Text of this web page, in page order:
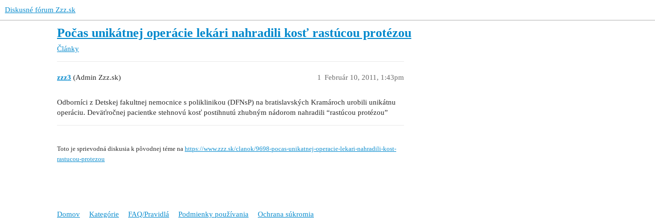
Diskusné fórum Zzz.sk
Počas unikátnej operácie lekári nahradili kosť rastúcou protézou
Články
zzz3 (Admin Zzz.sk) Február 10, 2011, 1:43pm
1
Odborníci z Detskej fakultnej nemocnice s poliklinikou (DFNsP) na bratislavských Kramároch urobili unikátnu
operáciu. Deväťročnej pacientke stehnovú kosť postihnutú zhubným nádorom nahradili “rastúcou protézou”
Toto je sprievodná diskusia k pôvodnej téme na https://www.zzz.sk/clanok/9698-pocas-unikatnej-operacie-lekari-nahradili-kost-
rastucou-protezou
Domov Kategórie FAQ/Pravidlá Podmienky používania Ochrana súkromia